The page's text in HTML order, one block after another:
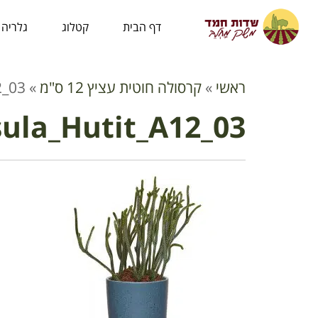
לתוכן
דף הבית קטלוג גלריה
ראשי » קרסולה חוטית עציץ 12 ס"מ »